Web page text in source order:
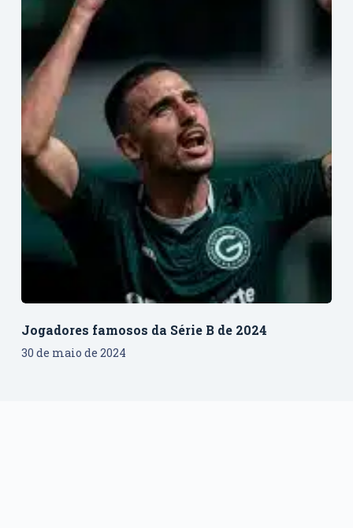
Jogadores famosos da Série B de 2024
30 de maio de 2024